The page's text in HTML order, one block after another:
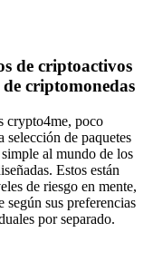
de criptoactivos
criptomonedas
crypto4me, poco
selección de paquetes
al mundo de los
Estos están
de riesgo en mente,
según sus preferencias
por separado.